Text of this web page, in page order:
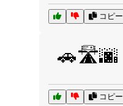
コピー
🚗🛣️🌆
コピー